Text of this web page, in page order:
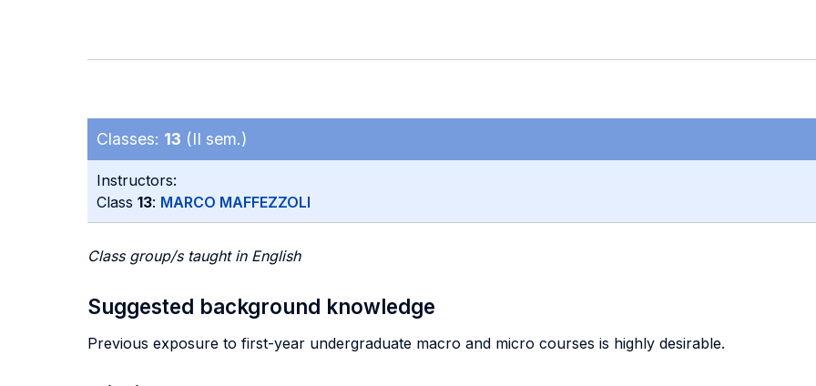
Classes: 13 (II sem.)
Instructors:
Class 13: MARCO MAFFEZZOLI
Class group/s taught in English
Suggested background knowledge
Previous exposure to first-year undergraduate macro and micro courses is highly desirable.